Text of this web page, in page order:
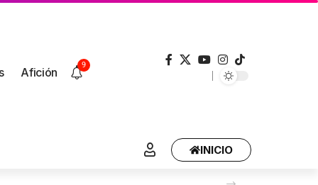
Afición
9
INICIO